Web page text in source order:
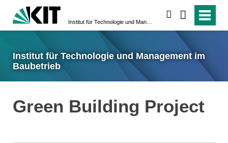
Institut für Technologie und Management im
Baubetrieb
Green Building Project